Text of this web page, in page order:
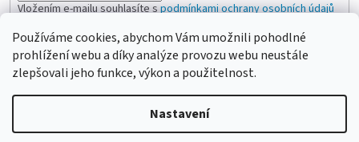
Používáme cookies, abychom Vám umožnili pohodlné
prohlížení webu a díky analýze provozu webu neustále
zlepšovali jeho funkce, výkon a použitelnost.
Nastavení
Vložením e-mailu souhlasíte spodmínkami ochrany osobních údajů
PŘIHLÁSIT SE
Vytvořil Shoptet